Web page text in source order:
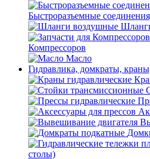
Быстроразъемные
Компрессоров
Масло
Гидравлика, домкраты,